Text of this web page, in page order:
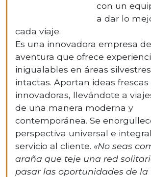
con un
a dar lo
cada viaje.
Es una innovadora empresa
aventura que ofrece
inigualables en áreas
intactas. Aportan ideas frescas
innovadoras, llevándote a
de una manera moderna y
contemporánea. Se
perspectiva universal e
servicio al cliente. «No seas
araña que teje una red
pasar las oportunidades de la